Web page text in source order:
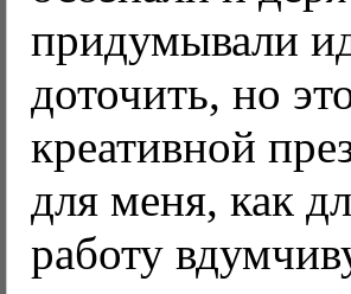
придумывали
доточить, но
креативной
для меня, как
работу